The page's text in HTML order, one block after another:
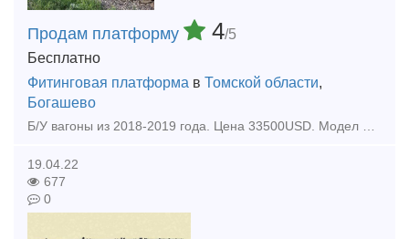
Продам платформу 4/5
Бесплатно
Фитинговая платформа в Томской области,
Богашево
19.04.22
677
0